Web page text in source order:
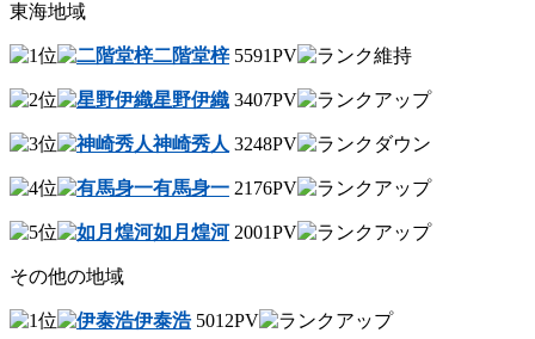
東海地域
二階堂梓5591PV
星野伊織 3407PV
神崎秀人 3248PV
有馬身一 2176PV
如月煌河 2001PV
その他の地域
伊泰浩5012PV